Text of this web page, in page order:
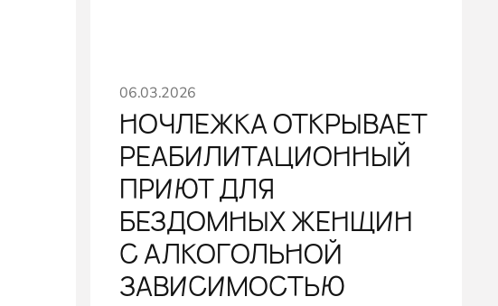
06.03.2026
НОЧЛЕЖКА ОТКРЫВАЕТ
РЕАБИЛИТАЦИОННЫЙ
ПРИЮТ ДЛЯ
БЕЗДОМНЫХ ЖЕНЩИН
С АЛКОГОЛЬНОЙ
ЗАВИСИМОСТЬЮ